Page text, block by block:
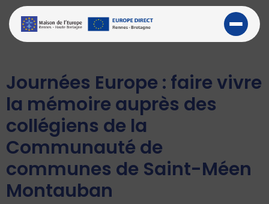
Journées Europe : faire vivre
la mémoire auprès des
collégiens de la
Communauté de
communes de Saint-Méen
Montauban